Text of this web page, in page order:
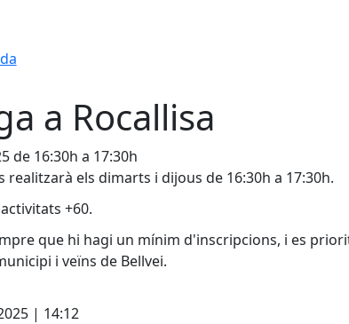
a Rocallisa
de 16:30h a 17:30h
realitzarà els dimarts i dijous de 16:30h a 17:30h.
+60.
que hi hagi un mínim d'inscripcions, i es
i veïns de Bellvei.
| 14:12